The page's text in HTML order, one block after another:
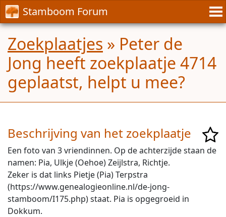
Stamboom Forum
Zoekplaatjes » Peter de
Jong heeft zoekplaatje 4714
geplaatst, helpt u mee?
Beschrijving van het zoekplaatje
Een foto van 3 vriendinnen. Op de achterzijde staan de
namen: Pia, Ulkje (Oehoe) Zeijlstra, Richtje.
Zeker is dat links Pietje (Pia) Terpstra
(https://www.genealogieonline.nl/de-jong-
stamboom/I175.php) staat. Pia is opgegroeid in
Dokkum.